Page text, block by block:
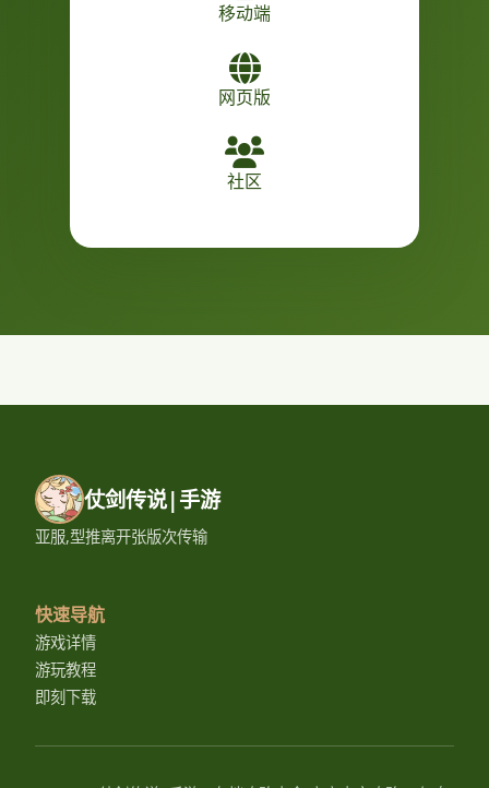
移动端
网页版
社区
仗剑传说|手游
亚服,型推离开张版次传输
快速导航
游戏详情
游玩教程
即刻下载